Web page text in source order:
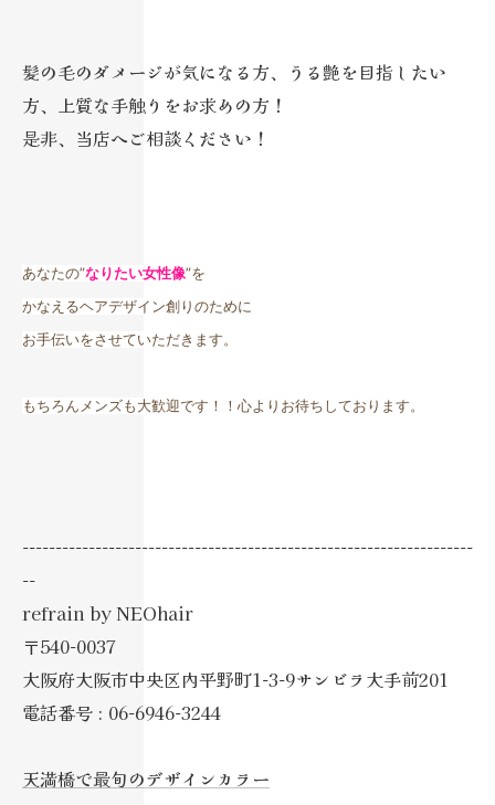
髪の毛のダメージが気になる方、うる艶を目指したい
方、上質な手触りをお求めの方！
是非、当店へご相談ください！
あなたの”なりたい女性像”を
かなえるヘアデザイン創りのために
お手伝いをさせていただきます。
もちろんメンズも大歓迎です！！心よりお待ちしております。
--------------------------------------------------------------------
--
refrain by NEOhair
〒540-0037
大阪府大阪市中央区内平野町1-3-9サンビラ大手前201
電話番号 : 06-6946-3244
天満橋で最旬のデザインカラー